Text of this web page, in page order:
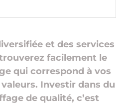
et des services
facilement le
qui correspond à vos
Investir dans du
de qualité, c’est